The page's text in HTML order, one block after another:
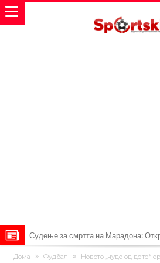
Судење за смртта на Марадона:
Англиски репрезентативец обвинет
Дома Фудбал
Новото „чудо од дете“